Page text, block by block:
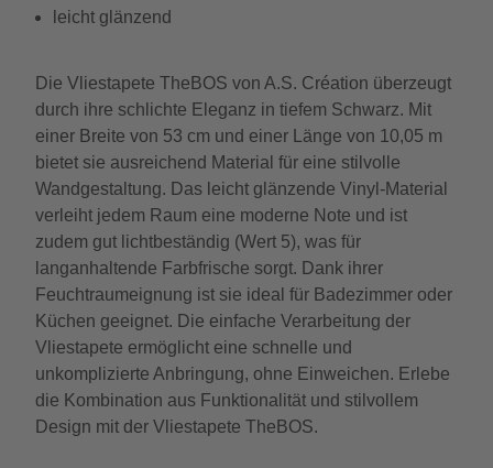
leicht glänzend
Die Vliestapete TheBOS von A.S. Création überzeugt
durch ihre schlichte Eleganz in tiefem Schwarz. Mit
einer Breite von 53 cm und einer Länge von 10,05 m
bietet sie ausreichend Material für eine stilvolle
Wandgestaltung. Das leicht glänzende Vinyl-Material
verleiht jedem Raum eine moderne Note und ist
zudem gut lichtbeständig (Wert 5), was für
langanhaltende Farbfrische sorgt. Dank ihrer
Feuchtraumeignung ist sie ideal für Badezimmer oder
Küchen geeignet. Die einfache Verarbeitung der
Vliestapete ermöglicht eine schnelle und
unkomplizierte Anbringung, ohne Einweichen. Erlebe
die Kombination aus Funktionalität und stilvollem
Design mit der Vliestapete TheBOS.